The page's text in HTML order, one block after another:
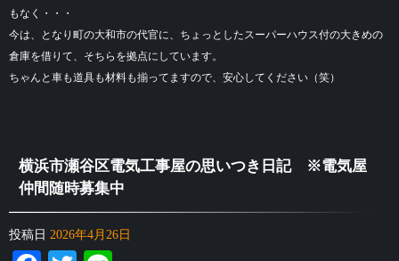
もなく・・・
今は、となり町の大和市の代官に、ちょっとしたスーパーハウス付の大きめの
倉庫を借りて、そちらを拠点にしています。
ちゃんと車も道具も材料も揃ってますので、安心してください（笑）
横浜市瀬谷区電気工事屋の思いつき日記 ※電気屋
仲間随時募集中
投稿日 2026年4月26日